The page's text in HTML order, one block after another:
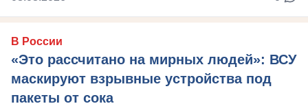
В России
«Это рассчитано на мирных людей»: ВСУ
маскируют взрывные устройства под
пакеты от сока